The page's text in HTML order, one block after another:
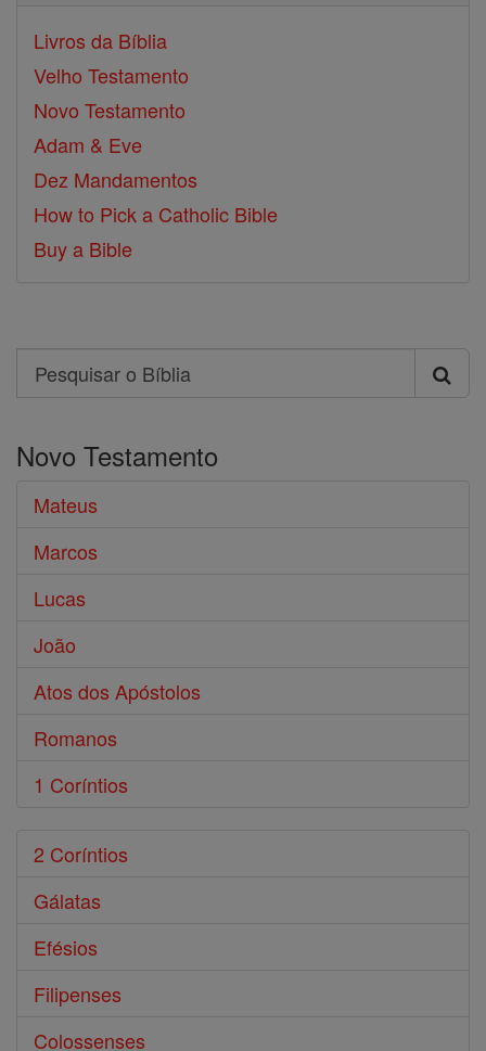
Livros da Bíblia
Velho Testamento
Novo Testamento
Adam & Eve
Dez Mandamentos
How to Pick a Catholic Bible
Buy a Bible
Search
Pesquisar
Bíblia
Novo Testamento
Mateus
Marcos
Lucas
João
Atos dos Apóstolos
Romanos
1 Coríntios
2 Coríntios
Gálatas
Efésios
Filipenses
Colossenses